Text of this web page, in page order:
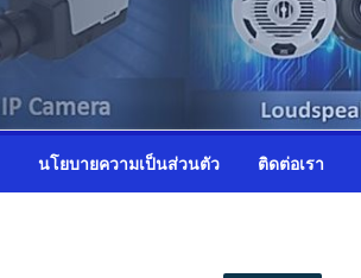
นโยบายความเป็นส่วนตัว ติดต่อเรา